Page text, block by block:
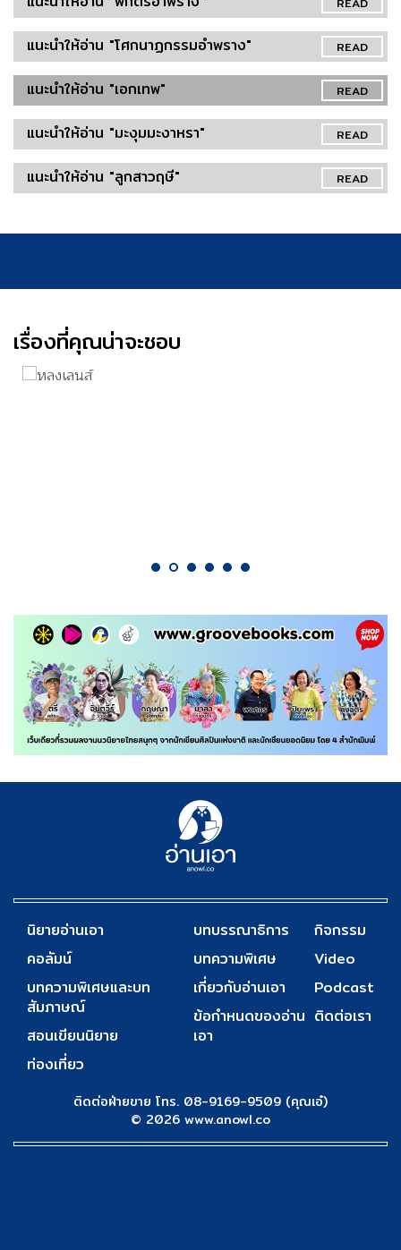
READ
แนะนำให้อ่าน "โศกนาฏกรรมอำพราง"
READ
แนะนำให้อ่าน "เอกเทพ"
READ
แนะนำให้อ่าน "มะงุมมะงาหรา"
READ
แนะนำให้อ่าน "ลูกสาวฤษี"
เรื่องที่คุณน่าจะชอบ
นิยายอ่านเอา
คอลัมน์
บทความพิเศษและบท
สัมภาษณ์
สอนเขียนนิยาย
ท่องเที่ยว
บทบรรณาธิการ
บทความพิเศษ
เกี่ยวกับอ่านเอา
ข้อกำหนดของอ่าน
เอา
กิจกรรม
Video
Podcast
ติดต่อเรา
ติดต่อฝ่ายขาย โทร. 08-9169-9509 (คุณเอ๋)
© 2026 www.anowl.co